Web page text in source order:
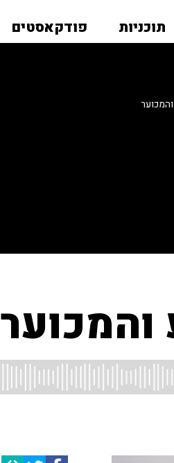
תוכניות פודקאסטים
והמכוער